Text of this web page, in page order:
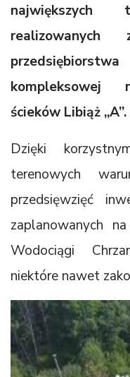
największych
realizowanych
kompleksowej
ścieków Libiąż „A”.
Dzięki
terenowych
przedsięwzięć
zaplanowanych
Wodociągi
niektóre nawet